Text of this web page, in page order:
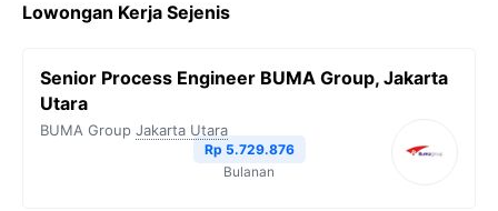
Lowongan Kerja Sejenis
Senior Process Engineer BUMA Group, Jakarta
Utara
BUMA Group Jakarta Utara
Rp 5.729.876
Bulanan